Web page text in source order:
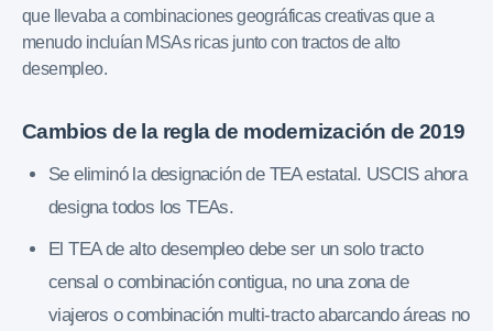
que llevaba a combinaciones geográficas creativas que a
menudo incluían MSAs ricas junto con tractos de alto
desempleo.
Cambios de la regla de modernización de 2019
Se eliminó la designación de TEA estatal. USCIS ahora
designa todos los TEAs.
El TEA de alto desempleo debe ser un solo tracto
censal o combinación contigua, no una zona de
viajeros o combinación multi-tracto abarcando áreas no